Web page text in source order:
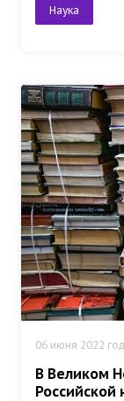
Наука
06 июня 2022
В Великом